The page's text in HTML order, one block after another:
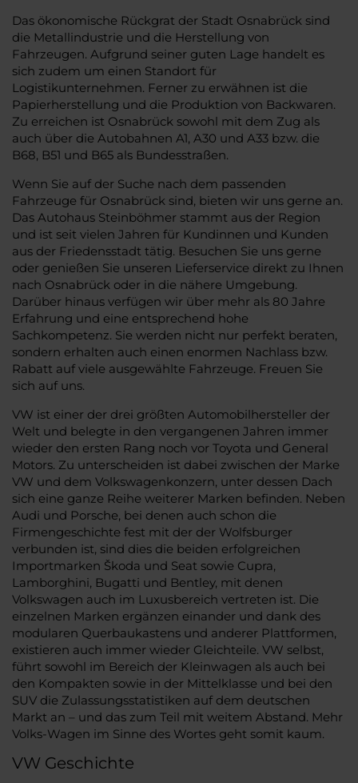
Das ökonomische Rückgrat der Stadt Osnabrück sind
die Metallindustrie und die Herstellung von
Fahrzeugen. Aufgrund seiner guten Lage handelt es
sich zudem um einen Standort für
Logistikunternehmen. Ferner zu erwähnen ist die
Papierherstellung und die Produktion von Backwaren.
Zu erreichen ist Osnabrück sowohl mit dem Zug als
auch über die Autobahnen A1, A30 und A33 bzw. die
B68, B51 und B65 als Bundesstraßen.
Wenn Sie auf der Suche nach dem passenden
Fahrzeuge für Osnabrück sind, bieten wir uns gerne an.
Das Autohaus Steinböhmer stammt aus der Region
und ist seit vielen Jahren für Kundinnen und Kunden
aus der Friedensstadt tätig. Besuchen Sie uns gerne
oder genießen Sie unseren Lieferservice direkt zu Ihnen
nach Osnabrück oder in die nähere Umgebung.
Darüber hinaus verfügen wir über mehr als 80 Jahre
Erfahrung und eine entsprechend hohe
Sachkompetenz. Sie werden nicht nur perfekt beraten,
sondern erhalten auch einen enormen Nachlass bzw.
Rabatt auf viele ausgewählte Fahrzeuge. Freuen Sie
sich auf uns.
VW ist einer der drei größten Automobilhersteller der
Welt und belegte in den vergangenen Jahren immer
wieder den ersten Rang noch vor Toyota und General
Motors. Zu unterscheiden ist dabei zwischen der Marke
VW und dem Volkswagenkonzern, unter dessen Dach
sich eine ganze Reihe weiterer Marken befinden. Neben
Audi und Porsche, bei denen auch schon die
Firmengeschichte fest mit der der Wolfsburger
verbunden ist, sind dies die beiden erfolgreichen
Importmarken Škoda und Seat sowie Cupra,
Lamborghini, Bugatti und Bentley, mit denen
Volkswagen auch im Luxusbereich vertreten ist. Die
einzelnen Marken ergänzen einander und dank des
modularen Querbaukastens und anderer Plattformen,
existieren auch immer wieder Gleichteile. VW selbst,
führt sowohl im Bereich der Kleinwagen als auch bei
den Kompakten sowie in der Mittelklasse und bei den
SUV die Zulassungsstatistiken auf dem deutschen
Markt an – und das zum Teil mit weitem Abstand. Mehr
Volks-Wagen im Sinne des Wortes geht somit kaum.
VW Geschichte